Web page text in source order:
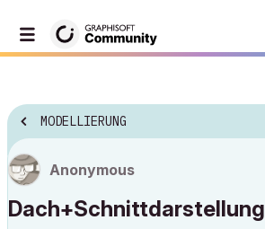
MODELLIERUNG
Anonymous
Dach+Schnittdarstellung